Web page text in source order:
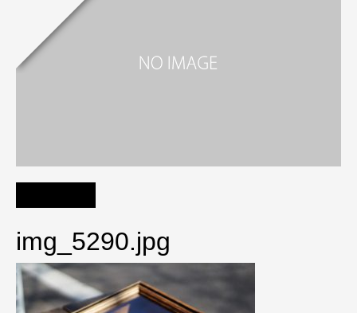
img_5290.jpg